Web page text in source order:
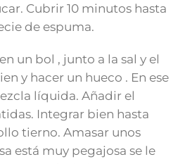
Cubrir 10 minutos hasta
de espuma.
un bol , junto a la sal y el
y hacer un hueco . En ese
líquida. Añadir el
Integrar bien hasta
tierno. Amasar unos
está muy pegajosa se le